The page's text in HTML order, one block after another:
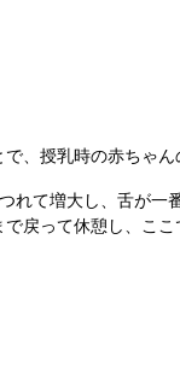
、授乳時の赤ちゃん
れて増大し、舌が一
戻って休憩し、ここ